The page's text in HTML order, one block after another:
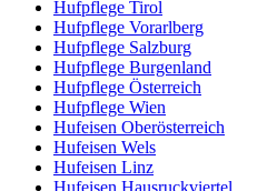
Hufpflege Tirol
Hufpflege Vorarlberg
Hufpflege Salzburg
Hufpflege Burgenland
Hufpflege Österreich
Hufpflege Wien
Hufeisen Oberösterreich
Hufeisen Wels
Hufeisen Linz
Hufeisen Hausruckviertel